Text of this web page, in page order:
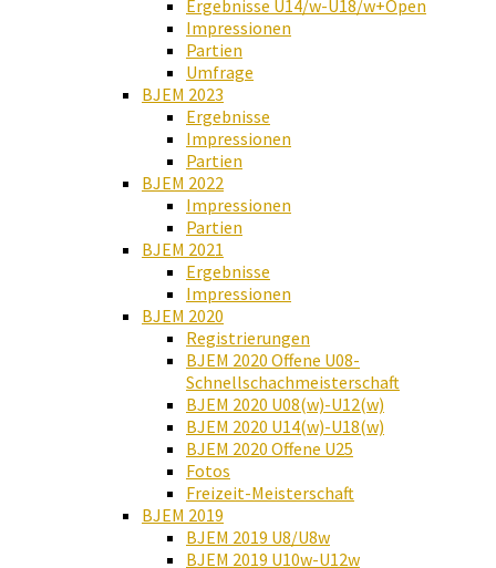
Ergebnisse U14/w-U18/w+Open
Impressionen
Partien
Umfrage
BJEM 2023
Ergebnisse
Impressionen
Partien
BJEM 2022
Impressionen
Partien
BJEM 2021
Ergebnisse
Impressionen
BJEM 2020
Registrierungen
BJEM 2020 Offene U08-
Schnellschachmeisterschaft
BJEM 2020 U08(w)-U12(w)
BJEM 2020 U14(w)-U18(w)
BJEM 2020 Offene U25
Fotos
Freizeit-Meisterschaft
BJEM 2019
BJEM 2019 U8/U8w
BJEM 2019 U10w-U12w